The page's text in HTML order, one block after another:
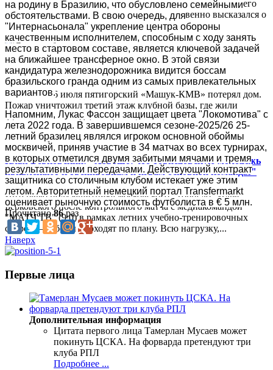
Симонов в интервью "Матч ТВ" оценил итоги прошедшего
сезона для самарского клуба, а также откровенно высказался о
кадровой ошибке...
Сгорела база "Машука"
В ночь на 26 июля пятигорский «Машук-КМВ» потерял дом.
Пожар уничтожил третий этаж клубной базы, где жили
футболисты. А вода, которой тушили, как часто и...
Илья Берковский: "Хорошо, что торпедовскую молодёжь
привлекают к тренировкам и играм основной команды"
Интервью полузащитника московского "Торпедо" Ильи
Берковского после контрольного матча с медиакомандой
"МАТЧ ТВ" (9:0) в рамках летних учебно-тренировочных
сборов.— Сборы проходят по плану. Всю нагрузку,...
на родину в Бразилию, что обусловлено семейными
обстоятельствами. В свою очередь, для
"Интернасьонала" укрепление центра обороны
качественным исполнителем, способным с ходу занять
место в стартовом составе, является ключевой задачей
на ближайшее трансферное окно. В этой связи
кандидатура железнодорожника видится боссам
бразильского гранда одним из самых привлекательных
вариантов.
Напомним, Лукас Фассон защищает цвета "Локомотива" с
лета 2022 года. В завершившемся сезоне-2025/26 25-
летний бразилец являлся игроком основной обоймы
москвичей, приняв участие в 34 матчах во всех турнирах,
в которых отметился двумя забитыми мячами и тремя
результативными передачами. Действующий контракт
защитника со столичным клубом истекает уже этим
летом. Авторитетный немецкий портал Transfermarkt
оценивает рыночную стоимость футболиста в € 5 млн.
Прочитано86раз
Наверх
Первые лица
Дополнительная информация
Цитата первого лица Тамерлан Мусаев может
покинуть ЦСКА. На форварда претендуют три
клуба РПЛ
Подробнее ...